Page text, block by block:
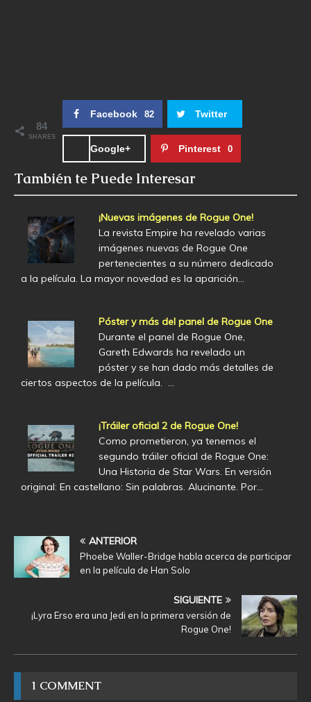
84
SHARES
Facebook 82 Twitter
Google+ Pinterest 0
También te Puede Interesar
¡Nuevas imágenes de Rogue One!
La revista Empire ha revelado varias
imágenes nuevas de Rogue One
pertenecientes a su número dedicado
a la película. La mayor novedad es la aparición…
Póster y más del panel de Rogue One
Durante el panel de Rogue One,
Gareth Edwards ha revelado un
póster y se han dado más detalles de
ciertos aspectos de la película. …
¡Tráiler oficial 2 de Rogue One!
Como prometieron, ya tenemos el
segundo tráiler oficial de Rogue One:
Una Historia de Star Wars. En versión
original: En castellano: Sin palabras. Alucinante. Por…
ANTERIOR
Phoebe Waller-Bridge habla acerca de participar
en la película de Han Solo
SIGUIENTE
¡Lyra Erso era una Jedi en la primera versión de
Rogue One!
1 COMMENT